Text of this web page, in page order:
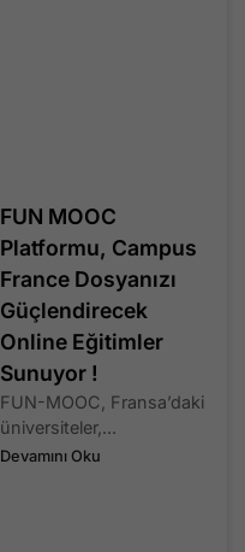
FUN MOOC
Platformu, Campus
France Dosyanızı
Güçlendirecek
Online Eğitimler
Sunuyor !
FUN-MOOC, Fransa’daki
üniversiteler,...
Devamını Oku